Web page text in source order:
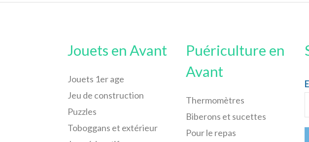
Jouets en Avant
Jouets 1er age
Jeu de construction
Puzzles
Toboggans et extérieur
Puériculture en
Avant
Thermomètres
Biberons et sucettes
Pour le repas